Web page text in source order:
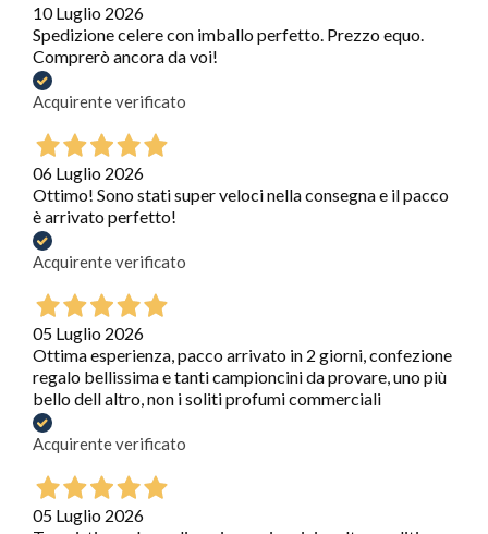
10 Luglio 2026
Spedizione celere con imballo perfetto. Prezzo equo.
Comprerò ancora da voi!
Acquirente verificato
06 Luglio 2026
Ottimo! Sono stati super veloci nella consegna e il pacco
è arrivato perfetto!
Acquirente verificato
05 Luglio 2026
Ottima esperienza, pacco arrivato in 2 giorni, confezione
regalo bellissima e tanti campioncini da provare, uno più
bello dell altro, non i soliti profumi commerciali
Acquirente verificato
05 Luglio 2026